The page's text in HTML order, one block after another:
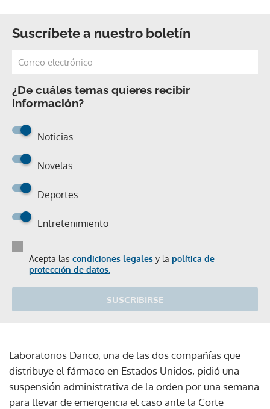
Suscríbete a nuestro boletín
¿De cuáles temas quieres recibir
información?
Noticias
Novelas
Deportes
Entretenimiento
Acepta las condiciones legales y la política de
protección de datos.
SUSCRIBIRSE
Laboratorios Danco, una de las dos compañías que
distribuye el fármaco en Estados Unidos, pidió una
suspensión administrativa de la orden por una semana
para llevar de emergencia el caso ante la Corte